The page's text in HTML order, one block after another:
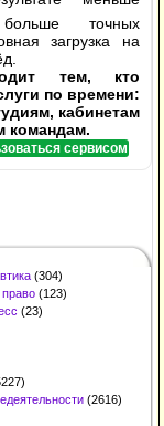
точных
загрузка на
тем, кто
по времени:
кабинетам
командам.
сервисом
(304)
(123)
(23)
(2616)